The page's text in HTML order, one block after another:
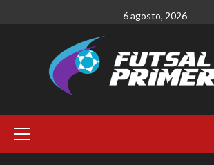
6 agosto, 2026
Menu